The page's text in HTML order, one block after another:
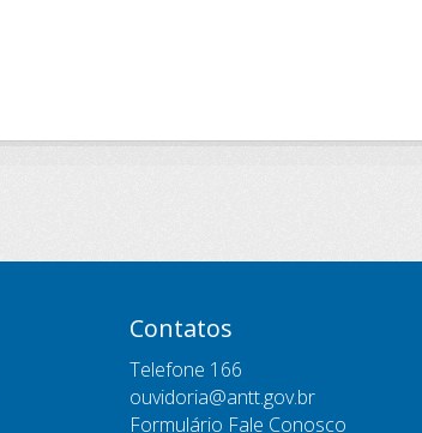
Contatos
Telefone 166
ouvidoria@antt.gov.br
Formulário Fale Conosco